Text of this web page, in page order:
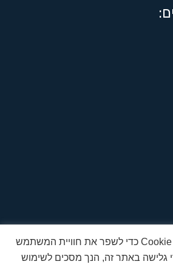
אנו משתמשים בקובצי Cookie כדי לשפר את חוויית המשתמש
גלישה באתר זה, הנך מסכים לשימוש